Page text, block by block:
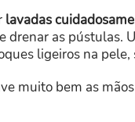
lavadas
drenar as pústulas.
ligeiros na
muito bem as